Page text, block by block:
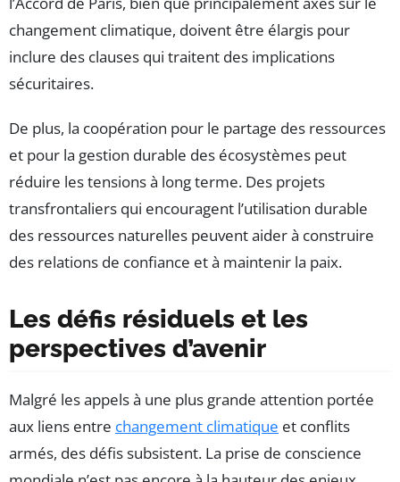
changement climatique, doivent être élargis pour
inclure des clauses qui traitent des implications
sécuritaires.
De plus, la coopération pour le partage des ressources
et pour la gestion durable des écosystèmes peut
réduire les tensions à long terme. Des projets
transfrontaliers qui encouragent l’utilisation durable
des ressources naturelles peuvent aider à construire
des relations de confiance et à maintenir la paix.
Les défis résiduels et les
perspectives d’avenir
Malgré les appels à une plus grande attention portée
aux liens entre changement climatique et conflits
armés, des défis subsistent. La prise de conscience